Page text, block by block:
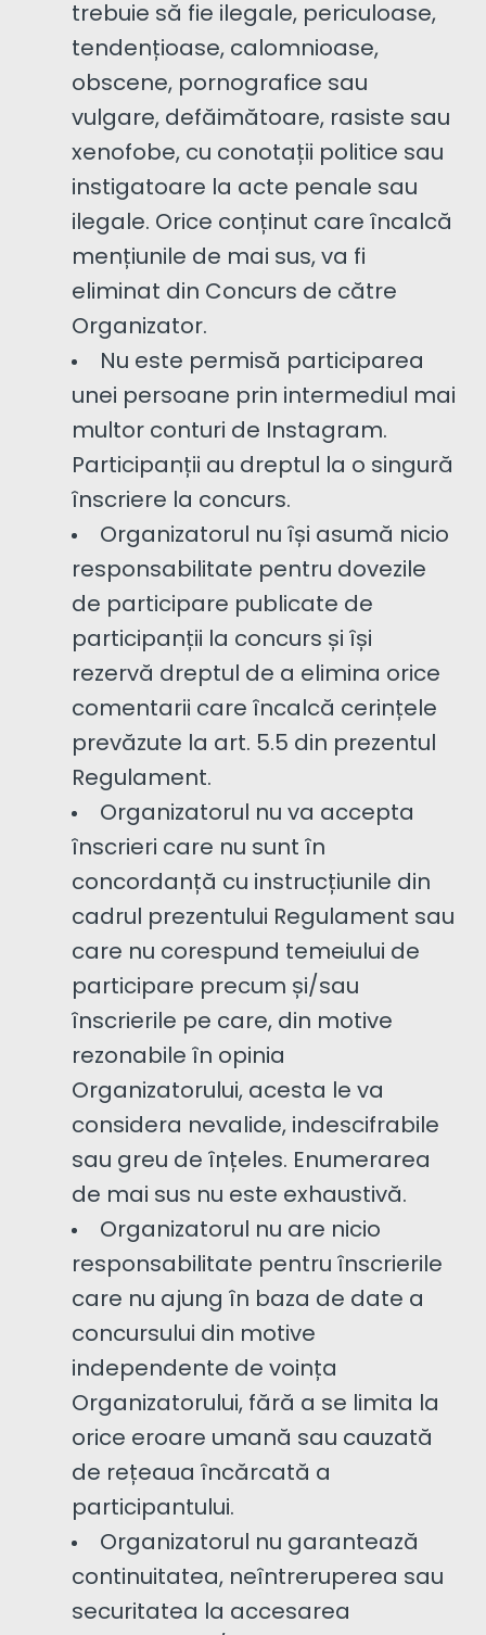
trebuie să fie ilegale, periculoase,
tendențioase, calomnioase,
obscene, pornografice sau
vulgare, defăimătoare, rasiste sau
xenofobe, cu conotații politice sau
instigatoare la acte penale sau
ilegale. Orice conținut care încalcă
mențiunile de mai sus, va fi
eliminat din Concurs de către
Organizator.
Nu este permisă participarea
unei persoane prin intermediul mai
multor conturi de Instagram.
Participanții au dreptul la o singură
înscriere la concurs.
Organizatorul nu își asumă nicio
responsabilitate pentru dovezile
de participare publicate de
participanții la concurs și își
rezervă dreptul de a elimina orice
comentarii care încalcă cerințele
prevăzute la art. 5.5 din prezentul
Regulament.
Organizatorul nu va accepta
înscrieri care nu sunt în
concordanță cu instrucțiunile din
cadrul prezentului Regulament sau
care nu corespund temeiului de
participare precum și/sau
înscrierile pe care, din motive
rezonabile în opinia
Organizatorului, acesta le va
considera nevalide, indescifrabile
sau greu de înțeles. Enumerarea
de mai sus nu este exhaustivă.
Organizatorul nu are nicio
responsabilitate pentru înscrierile
care nu ajung în baza de date a
concursului din motive
independente de voința
Organizatorului, fără a se limita la
orice eroare umană sau cauzată
de rețeaua încărcată a
participantului.
Organizatorul nu garantează
continuitatea, neîntreruperea sau
securitatea la accesarea